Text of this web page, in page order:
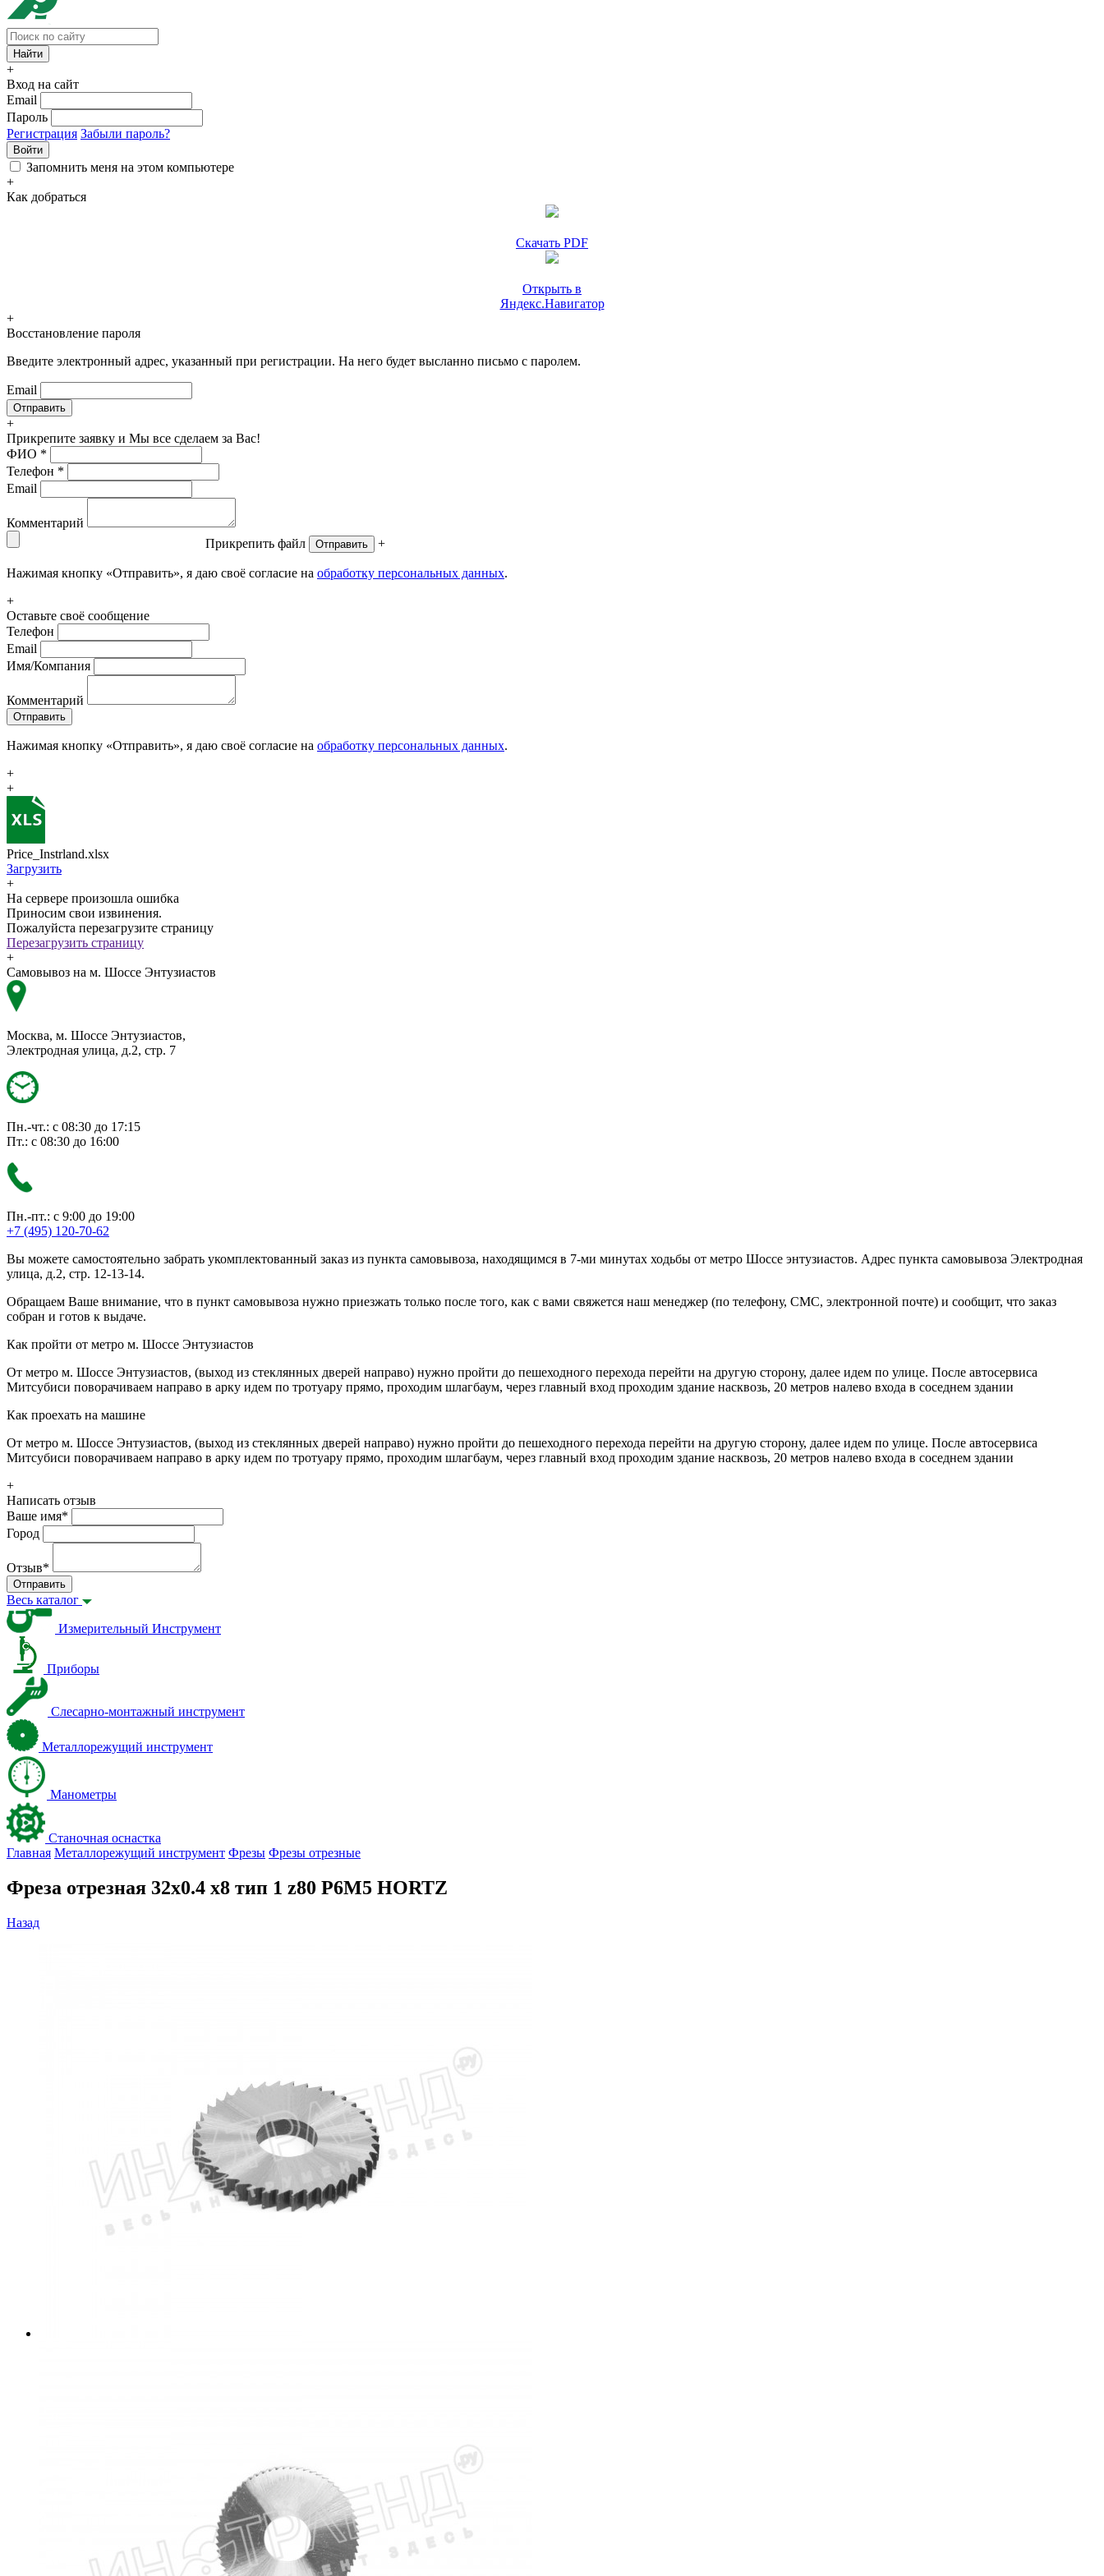
+
Вход на сайт
Email
Пароль
Регистрация Забыли пароль?
Войти
Запомнить меня на этом компьютере
+
Как добраться
Скачать PDF
Открыть в
Яндекс.Навигатор
+
Восстановление пароля
Введите электронный адрес, указанный при регистрации. На него будет высланно письмо с паролем.
Email
+
Прикрепите заявку и Мы все сделаем за Вас!
ФИО *
Телефон *
Email
Комментарий
Прикрепить файл
Отправить +
Нажимая кнопку «Отправить», я даю своё согласие на обработку персональных данных.
+
Оставьте своё сообщение
Телефон
Email
Имя/Компания
Комментарий
Отправить
Нажимая кнопку «Отправить», я даю своё согласие на обработку персональных данных.
+
+
Price_Instrland.xlsx
Загрузить
+
На сервере произошла ошибка
Приносим свои извинения.
Пожалуйста перезагрузите страницу
Перезагрузить страницу
+
Самовывоз на м. Шоссе Энтузиастов
Москва, м. Шоссе Энтузиастов,
Электродная улица, д.2, стр. 7
Пн.-чт.: с 08:30 до 17:15
Пт.: с 08:30 до 16:00
Пн.-пт.: с 9:00 до 19:00
+7 (495) 120-70-62
Вы можете самостоятельно забрать укомплектованный заказ из пункта самовывоза, находящимся в 7-ми минутах ходьбы от метро Шоссе энтузиастов. Адрес пункта самовывоза Электродная
улица, д.2, стр. 12-13-14.
Обращаем Ваше внимание, что в пункт самовывоза нужно приезжать только после того, как с вами свяжется наш менеджер (по телефону, СМС, электронной почте) и сообщит, что заказ
собран и готов к выдаче.
Как пройти от метро м. Шоссе Энтузиастов
От метро м. Шоссе Энтузиастов, (выход из стеклянных дверей направо) нужно пройти до пешеходного перехода перейти на другую сторону, далее идем по улице. После автосервиса
Митсубиси поворачиваем направо в арку идем по тротуару прямо, проходим шлагбаум, через главный вход проходим здание насквозь, 20 метров налево входа в соседнем здании
Как проехать на машине
От метро м. Шоссе Энтузиастов, (выход из стеклянных дверей направо) нужно пройти до пешеходного перехода перейти на другую сторону, далее идем по улице. После автосервиса
Митсубиси поворачиваем направо в арку идем по тротуару прямо, проходим шлагбаум, через главный вход проходим здание насквозь, 20 метров налево входа в соседнем здании
+
Написать отзыв
Ваше имя*
Город
Отзыв*
Отправить
Весь каталог
Измерительный Инструмент
Приборы
Слесарно-монтажный инструмент
Металлорежущий инструмент
Манометры
Станочная оснастка
Главная Металлорежущий инструмент Фрезы Фрезы отрезные
Фреза отрезная 32х0.4 х8 тип 1 z80 Р6М5 HORTZ
Назад